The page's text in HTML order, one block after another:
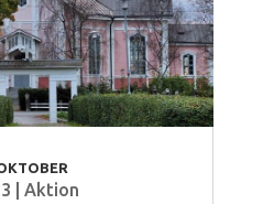
Aktion